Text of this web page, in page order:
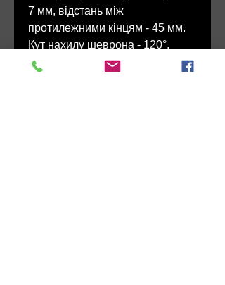
7 мм, відстань між
протилежними кінцям - 45 мм.
Кут нахилу шеврона - 120°.